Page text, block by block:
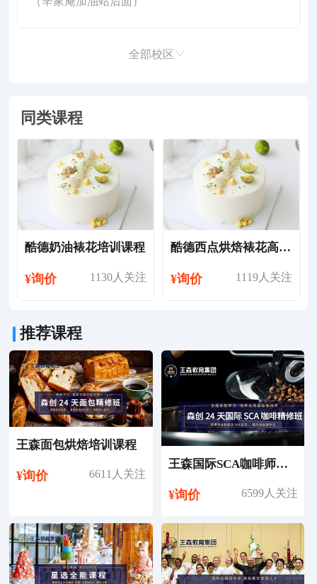
全部校区
同类课程
酷德奶油裱花培训课程
¥询价 1130人关注
酷德西点烘焙裱花高级培训课程
¥询价 1119人关注
推荐课程
王森面包烘焙培训课程
¥询价 6611人关注
王森国际SCA咖啡师考证培训课程
¥询价 6599人关注